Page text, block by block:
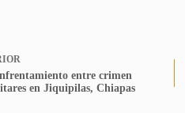
entre crimen
en Jiquipilas, Chiapas